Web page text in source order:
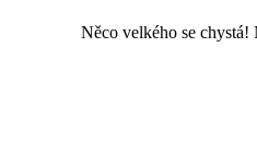
Něco velkého se